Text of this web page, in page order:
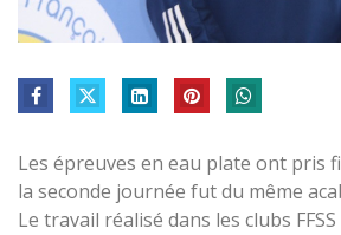
Les épreuves en eau plate ont pris
la seconde journée fut du même
Le travail réalisé dans les clubs